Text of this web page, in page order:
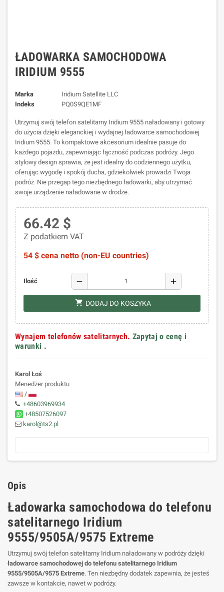
ŁADOWARKA SAMOCHODOWA
IRIDIUM 9555
Marka
Iridium Satellite LLC
Indeks
PQ0S9QE1MF
Utrzymuj swój telefon satelitarny Iridium 9555 naładowany i gotowy
do użycia dzięki eleganckiej i wydajnej ładowarce samochodowej
Iridium 9555. To kompaktowe akcesorium idealnie pasuje do
każdego pojazdu, zapewniając łączność podczas podróży. Jego
stylowy design sprawia, że jest idealny do codziennego użytku,
oferując wygodę i spokój ducha, gdziekolwiek prowadzi Twoja
podróż. Nie przegap tego niezbędnego ładowarki, aby utrzymać
swoje urządzenie naładowane w drodze.
66.42 $
Z podatkiem VAT
54 $ cena netto (non-EU countries)
Ilość remove add
shopping_cart DODAJ DO KOSZYKA
Wynajem telefonów satelitarnych. Zapytaj o cenę i
warunki .
Karol Łoś
Menedżer produktu
/
+48603969934
+48507526097
karol@ts2.pl
Opis
Ładowarka samochodowa do telefonu
satelitarnego Iridium
9555/9505A/9575 Extreme
Utrzymuj swój telefon satelitarny Iridium naładowany w podróży dzięki
ładowarce samochodowej do telefonu satelitarnego Iridium
9555/9505A/9575 Extreme. Ten niezbędny dodatek zapewnia, że jesteś
zawsze w kontakcie, nawet w podróży.